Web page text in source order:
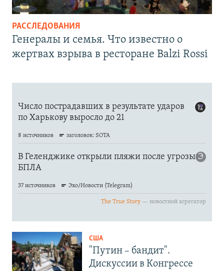
РАССЛЕДОВАНИЯ
Генералы и семья. Что известно о
жертвах взрыва в ресторане Balzi Rossi
США
"Путин – бандит".
Дискуссии в Конгрессе